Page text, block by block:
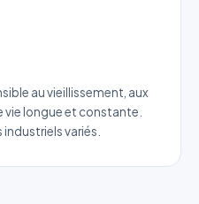
au vieillissement, aux
vie longue et constante.
variés.